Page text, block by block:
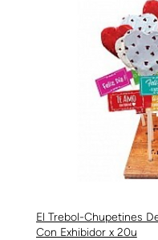
El Trebol-Chupetines
Con Exhibidor x 20u